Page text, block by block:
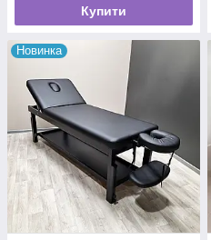
Купити
Новинка